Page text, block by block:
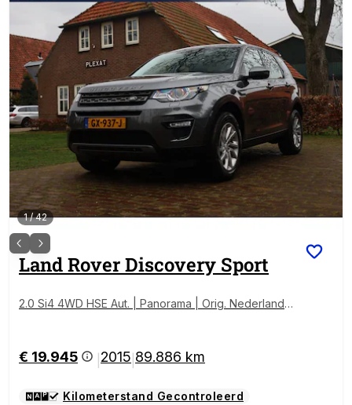
1/42
Land RoverDiscovery Sport
2.0 Si4 4WD HSE Aut. | Panorama | Orig. Nederlands
€ 19.945 2015 89.886 km
Kilometerstand Gecontroleerd